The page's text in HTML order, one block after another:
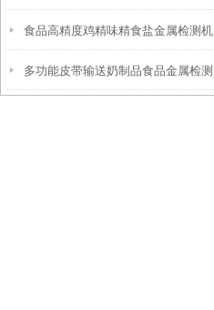
食品高精度鸡精味精食盐金属检测机
功能简介
多功能皮带输送奶制品食品金属检测